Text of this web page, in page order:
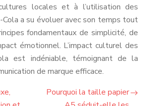
locales et à l’utilisation des
Cola a su évoluer avec son temps tout
fondamentaux de simplicité, de
émotionnel. L’impact culturel des
est indéniable, témoignant de la
de marque efficace.
Pourquoi la taille papier